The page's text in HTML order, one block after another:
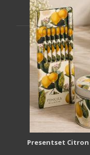
Presentset